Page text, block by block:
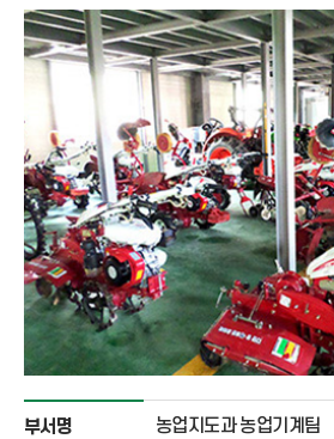
부서명 농업지도과 농업기계팀